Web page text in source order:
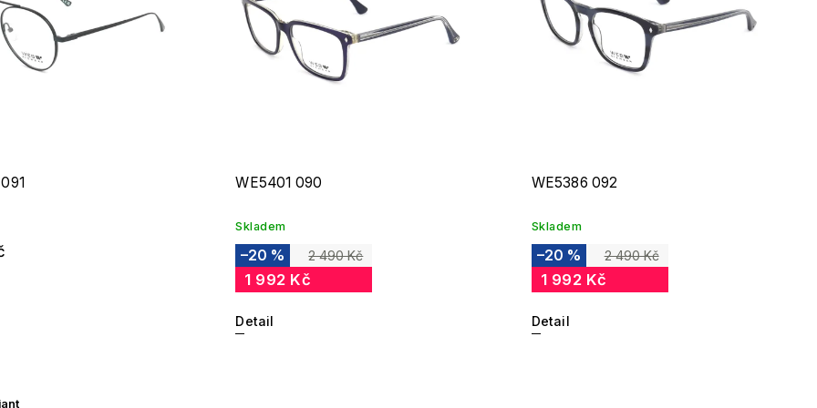
WE5401 090
Skladem
2 490 Kč
–20 %
1 992 Kč
Detail
WE5386 092
Skladem
2 490 Kč
–20 %
1 992 Kč
Detail